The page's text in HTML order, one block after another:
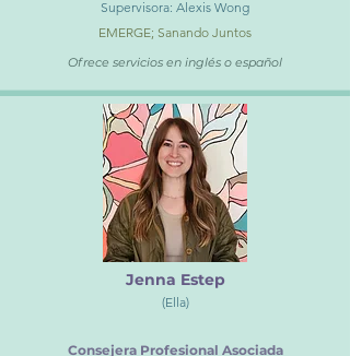
Supervisora: Alexis Wong
EMERGE; Sanando Juntos
Ofrece servicios en inglés o español
Jenna Estep
(Ella)
Consejera Profesional Asociada